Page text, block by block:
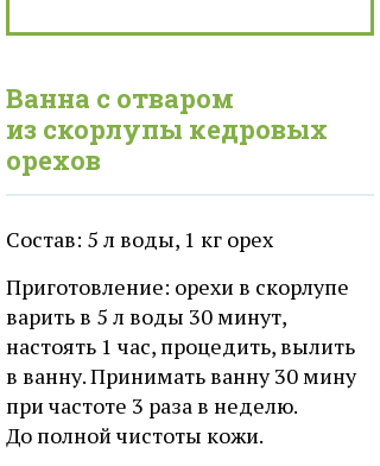
Ванна с отваром
из скорлупы кедровых
орехов
Состав: 5 л воды, 1 кг орех
Приготовление: орехи в скорлупе
варить в 5 л воды 30 минут,
настоять 1 час, процедить, вылить
в ванну. Принимать ванну 30 мину
при частоте 3 раза в неделю.
До полной чистоты кожи.